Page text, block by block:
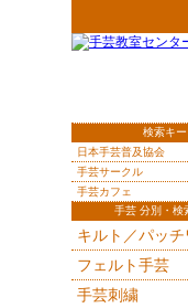
検索キ
日本手芸普及協会
手芸サークル
手芸カフェ
手芸 分別・検
キルト／パッチ
フェルト手芸
手芸刺繍